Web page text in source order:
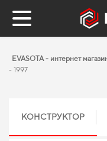
EVASOTA - интернет
- 1997
КОНСТРУКТОР